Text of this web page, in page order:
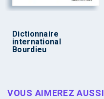
Dictionnaire
international
Bourdieu
VOUS AIMEREZ AUSSI